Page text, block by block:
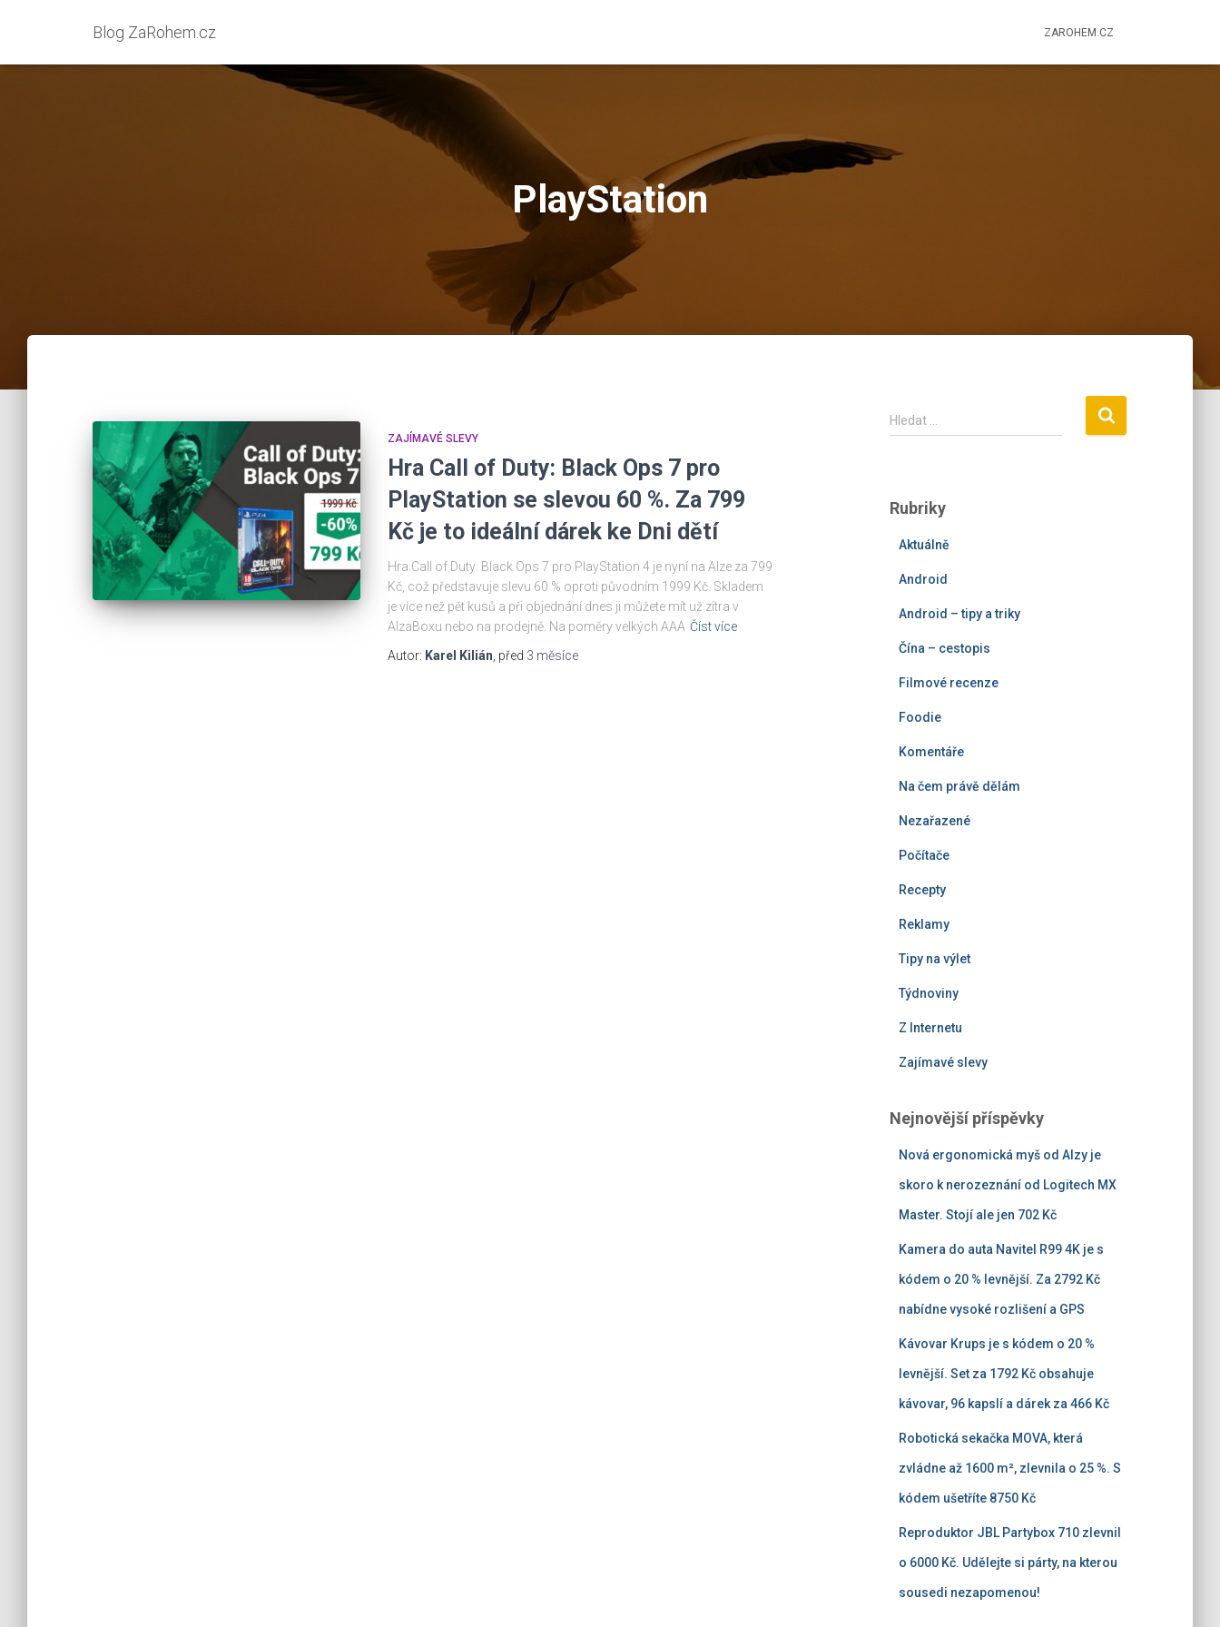
Blog ZaRohem.cz ZAROHEM.CZ
PlayStation
ZAJÍMAVÉ SLEVY
Hra Call of Duty: Black Ops 7 pro
PlayStation se slevou 60 %. Za 799
Kč je to ideální dárek ke Dni dětí
Hra Call of Duty: Black Ops 7 pro PlayStation 4 je nyní na Alze za 799
Kč, což představuje slevu 60 % oproti původním 1999 Kč. Skladem
je více než pět kusů a při objednání dnes ji můžete mít už zítra v
AlzaBoxu nebo na prodejně. Na poměry velkých AAA Číst více
Autor: Karel Kilián , před 3 měsíce
V
y
d
Hledat …
Rubriky
Aktuálně
Android
Android – tipy a triky
Čína – cestopis
Filmové recenze
Foodie
Komentáře
Na čem právě dělám
Nezařazené
Počítače
Recepty
Reklamy
Tipy na výlet
Týdnoviny
Z Internetu
Zajímavé slevy
Nejnovější příspěvky
Nová ergonomická myš od Alzy je
skoro k nerozeznání od Logitech MX
Master. Stojí ale jen 702 Kč
Kamera do auta Navitel R99 4K je s
kódem o 20 % levnější. Za 2792 Kč
nabídne vysoké rozlišení a GPS
Kávovar Krups je s kódem o 20 %
levnější. Set za 1792 Kč obsahuje
kávovar, 96 kapslí a dárek za 466 Kč
Robotická sekačka MOVA, která
zvládne až 1600 m², zlevnila o 25 %. S
kódem ušetříte 8750 Kč
Reproduktor JBL Partybox 710 zlevnil
o 6000 Kč. Udělejte si párty, na kterou
sousedi nezapomenou!